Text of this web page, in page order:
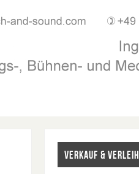
VERKAUF & VERLEIH